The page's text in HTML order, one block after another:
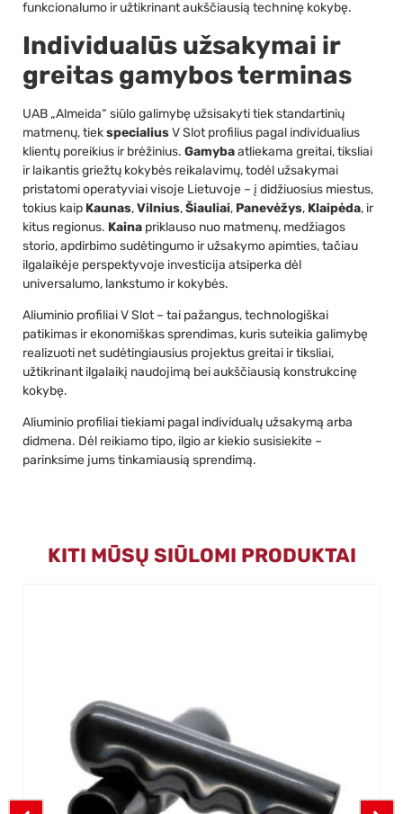
funkcionalumo ir užtikrinant aukščiausią techninę kokybę.
Individualūs užsakymai ir
greitas gamybos terminas
UAB „Almeida“ siūlo galimybę užsisakyti tiek standartinių
matmenų, tiekspecialiusV Slot profilius pagal individualius
klientų poreikius ir brėžinius. Gamybaatliekama greitai, tiksliai
ir laikantis griežtų kokybės reikalavimų, todėl užsakymai
pristatomi operatyviai visoje Lietuvoje – į didžiuosius miestus,
tokius kaip Kaunas,Vilnius,Šiauliai, Panevėžys, Klaipėda, ir
kitus regionus. Kaina priklauso nuo matmenų, medžiagos
storio, apdirbimo sudėtingumo ir užsakymo apimties, tačiau
ilgalaikėje perspektyvoje investicija atsiperka dėl
universalumo, lankstumo ir kokybės.
Aliuminio profiliai V Slot – tai pažangus, technologiškai
patikimas ir ekonomiškas sprendimas, kuris suteikia galimybę
realizuoti net sudėtingiausius projektus greitai ir tiksliai,
užtikrinant ilgalaikį naudojimą bei aukščiausią konstrukcinę
kokybę.
Aliuminio profiliai tiekiami pagal individualų užsakymą arba
didmena. Dėl reikiamo tipo, ilgio ar kiekio susisiekite –
parinksime jums tinkamiausią sprendimą.
KITI MŪSŲ SIŪLOMI PRODUKTAI